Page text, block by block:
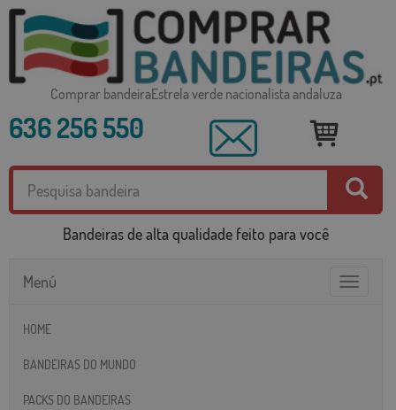
Comprar bandeiraEstrela verde nacionalista andaluza
636 256 550
Bandeiras de alta qualidade feito para você
Toggle
Menú
HOME
BANDEIRAS DO MUNDO
PACKS DO BANDEIRAS